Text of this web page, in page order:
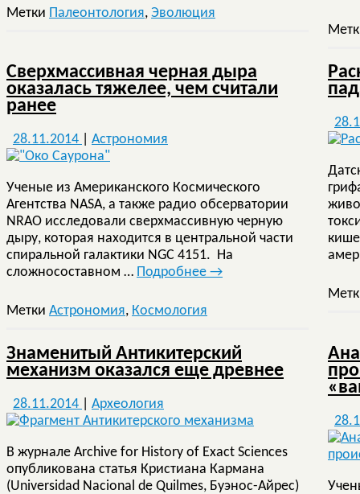
Метки Палеонтология, Эволюция
Сверхмассивная черная дыра
оказалась тяжелее, чем считали
ранее
28.11.2014 Астрономия
Ученые из Американского Космического
Агентства NASA, а также радио обсерватории
NRAO исследовали сверхмассивную черную
дыру, которая находится в центральной части
спиральной галактики NGC 4151. На
сложносоставном … Подробнее →
Метки Астрономия, Космология
Знаменитый Антикитерский
механизм оказался еще древнее
28.11.2014 Археология
В журнале Archive for History of Exact Sciences
опубликована статья Кристиана Кармана
(Universidad Nacional de Quilmes, Буэнос-Айрес)